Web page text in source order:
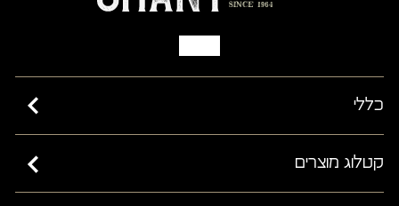
כללי
כשרות בד”ץ בית יוסף ורבנות ישראל
מאמרים
קטלוג מוצרים